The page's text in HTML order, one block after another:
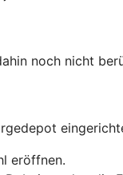
noch nicht
eröffnen.